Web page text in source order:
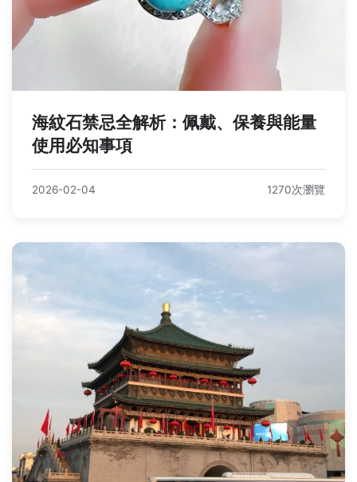
海紋石禁忌全解析：佩戴、保養與能量
使用必知事項
2026-02-04 1270次瀏覽